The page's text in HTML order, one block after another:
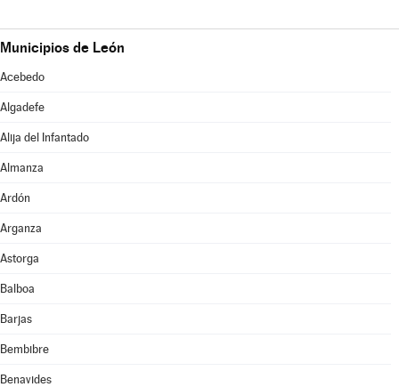
Municipios de León
Acebedo
Algadefe
Alija del Infantado
Almanza
Ardón
Arganza
Astorga
Balboa
Barjas
Bembibre
Benavides